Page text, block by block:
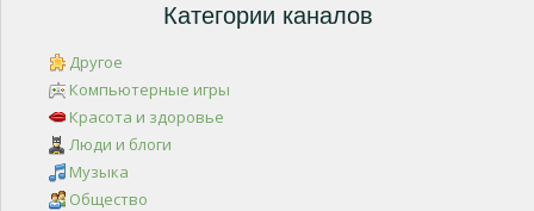
Категории каналов
Другое
Компьютерные игры
Красота и здоровье
Люди и блоги
Музыка
Общество